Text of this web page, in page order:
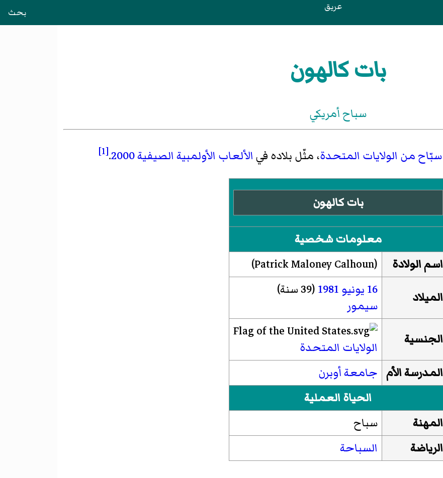
عريق بحث
بات كالهون
سباح أمريكي
سبّاحمن الولايات المتحدة، مثّل بلاده في الألعاب الأولمبية الصيفية 2000 .
[1]
بات كالهون
معلومات شخصية
اسم الولادة
(
Patrick Maloney Calhoun
)‏
الميلاد
16 يونيو 1981 (39 سنة)
سيمور
الجنسية
الولايات المتحدة
المدرسة الأم جامعة أوبرن
الحياة العملية
المهنة
سباح
الرياضة
السباحة